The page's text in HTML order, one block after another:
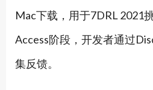
Mac下载，用于7DRL 2021
Access阶段，开发者通过
集反馈。